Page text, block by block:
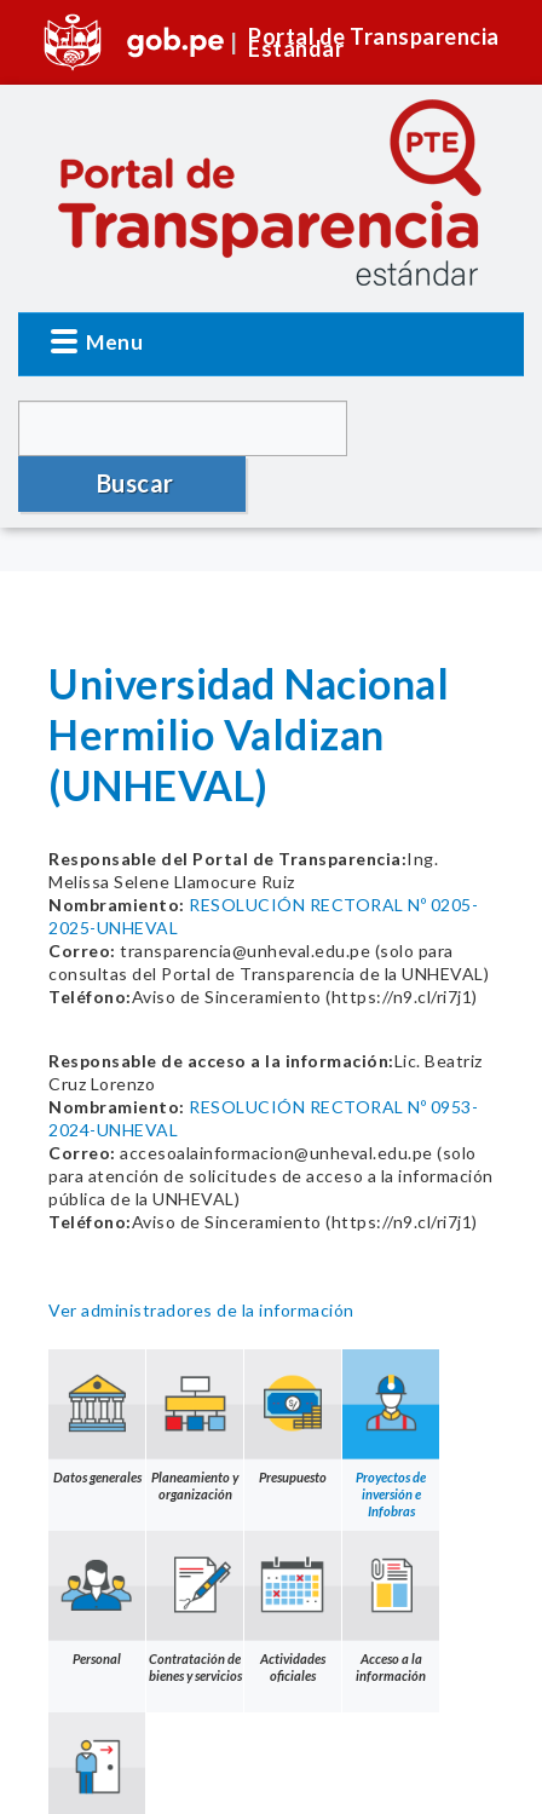
Portal de Transparencia
Estándar
Menu
Buscar
Universidad Nacional
Hermilio Valdizan
(UNHEVAL)
Responsable del Portal de Transparencia:Ing.
Melissa Selene Llamocure Ruiz
Nombramiento: RESOLUCIÓN RECTORAL Nº 0205-
2025-UNHEVAL
Correo: transparencia@unheval.edu.pe (solo para
consultas del Portal de Transparencia de la UNHEVAL)
Teléfono:Aviso de Sinceramiento (https://n9.cl/ri7j1)
Responsable de acceso a la información:Lic. Beatriz
Cruz Lorenzo
Nombramiento: RESOLUCIÓN RECTORAL Nº 0953-
2024-UNHEVAL
Correo: accesoalainformacion@unheval.edu.pe (solo
para atención de solicitudes de acceso a la información
pública de la UNHEVAL)
Teléfono:Aviso de Sinceramiento (https://n9.cl/ri7j1)
Ver administradores de la información
Datos generales
Planeamiento y
organización
Presupuesto
Proyectos de
inversión e
Infobras
Personal
Contratación de
bienes y servicios
Actividades
oficiales
Acceso a la
información